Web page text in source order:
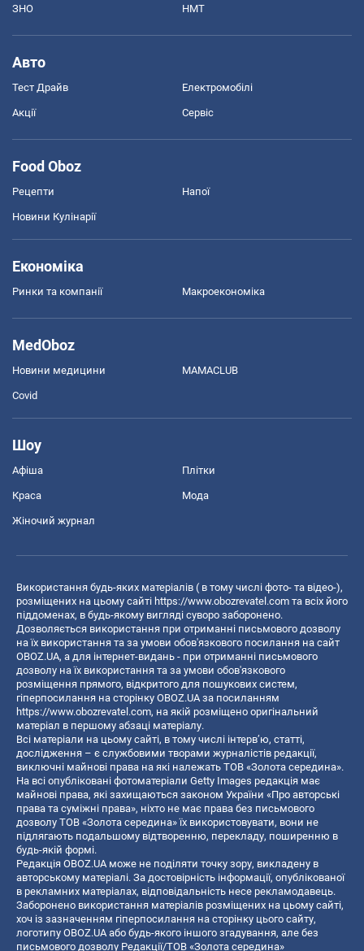
ЗНО НМТ
Авто
Тест Драйв Електромобілі
Акції Сервіс
Food Oboz
Рецепти Напої
Новини Кулінарії
Економіка
Ринки та компанії Макроекономіка
MedOboz
Новини медицини MAMACLUB
Covid
Шоу
Афіша Плітки
Краса Мода
Жіночий журнал
Використання будь-яких матеріалів ( в тому числі фото- та відео-),
розміщених на цьому сайті https://www.obozrevatel.com та всіх його
піддоменах, в будь-якому вигляді суворо заборонено.
Дозволяється використання при отриманні письмового дозволу
на їх використання та за умови обов'язкового посилання на сайт
OBOZ.UA, а для інтернет-видань - при отриманні письмового
дозволу на їх використання та за умови обов'язкового
розміщення прямого, відкритого для пошукових систем,
гіперпосилання на сторінку OBOZ.UA за посиланням
https://www.obozrevatel.com, на якій розміщено оригінальний
матеріал в першому абзаці матеріалу.
Всі матеріали на цьому сайті, в тому числі інтерв’ю, статті,
дослідження – є службовими творами журналістів редакції,
виключні майнові права на які належать ТОВ «Золота середина».
На всі опубліковані фотоматеріали Getty Images редакція має
майнові права, які захищаються законом України «Про авторські
права та суміжні права», ніхто не має права без письмового
дозволу ТОВ «Золота середина» їх використовувати, вони не
підлягають подальшому відтворенню, перекладу, поширенню в
будь-якій формі.
Редакція OBOZ.UA може не поділяти точку зору, викладену в
авторському матеріалі. За достовірність інформації, опублікованої
в рекламних матеріалах, відповідальність несе рекламодавець.
Заборонено використання матеріалів розміщених на цьому сайті,
хоч із зазначенням гіперпосилання на сторінку цього сайту,
логотипу OBOZ.UA або будь-якого іншого згадування, але без
письмового дозволу Редакції/ТОВ «Золота середина»